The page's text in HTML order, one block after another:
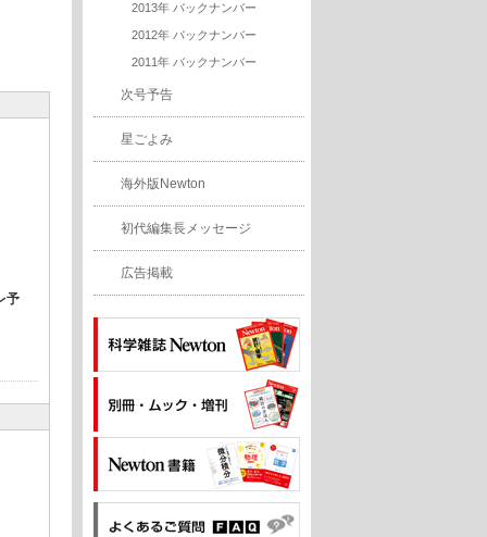
予
2013年 バックナンバー
2012年 バックナンバー
2011年 バックナンバー
次号予告
星ごよみ
海外版Newton
初代編集長メッセージ
広告掲載